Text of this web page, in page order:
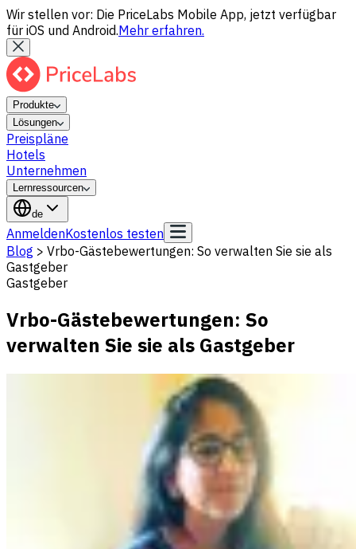
Wir stellen vor: Die PriceLabs Mobile App, jetzt verfügbar
für iOS und Android.Mehr erfahren.
Produkte
Lösungen
Preispläne
Hotels
Unternehmen
Lernressourcen
de
AnmeldenKostenlos testen
Blog > Vrbo-Gästebewertungen: So verwalten Sie sie als
Gastgeber
Gastgeber
Vrbo-Gästebewertungen: So
verwalten Sie sie als Gastgeber